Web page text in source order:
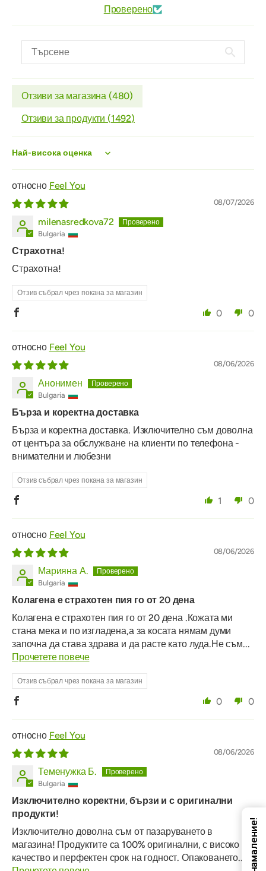
Проверено
Отзиви за магазина (480)
Отзиви за продукти (1492)
Sort by
Feel You
08/07/2026
milenasredkova72
Bulgaria
Страхотна!
Страхотна!
Отзив събрал чрез покана за магазин
0 0
Feel You
08/06/2026
Анонимен
Bulgaria
Бърза и коректна доставка
Бърза и коректна доставка. Изключително съм доволна
от центъра за обслужване на клиенти по телефона -
внимателни и любезни
Отзив събрал чрез покана за магазин
1 0
Feel You
08/06/2026
Марияна А.
Bulgaria
Колагена е страхотен пия го от 20 дена
Колагена е страхотен пия го от 20 дена .Кожата ми
стана мека и по изгладена,а за косата нямам думи
започна да става здрава и да расте като луда.Не съм...
Прочетете повече
Отзив събрал чрез покана за магазин
0 0
Feel You
08/06/2026
Теменужка Б.
Bulgaria
Изключително коректни, бързи и с оригинални
продукти!
Изключително доволна съм от пазаруването в
магазина! Продуктите са 100% оригинални, с високо
качество и перфектен срок на годност. Опаковането...